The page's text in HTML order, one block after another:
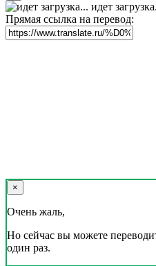
идет
Прямая ссылка на перевод:
×
Очень жаль,
Но сейчас вы можете
один раз.